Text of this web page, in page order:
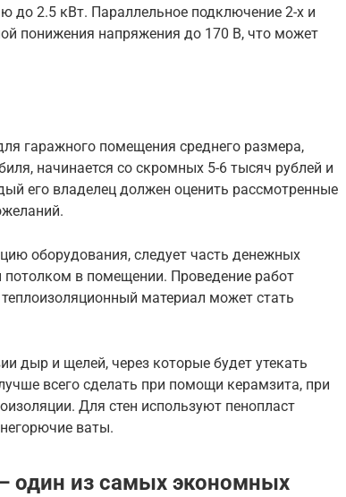
до 2.5 кВт. Параллельное подключение 2-х и
понижения напряжения до 170 В, что может
гаражного помещения среднего размера,
начинается со скромных 5-6 тысяч рублей и
его владелец должен оценить рассмотренные
оборудования, следует часть денежных
потолком в помещении. Проведение работ
материал может стать
дыр и щелей, через которые будет утекать
всего сделать при помощи керамзита, при
Для стен используют пенопласт
ваты.
один из самых экономных